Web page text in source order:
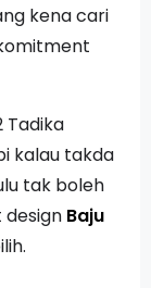
kena cari
Tadika
kalau takda
tak boleh
design Baju